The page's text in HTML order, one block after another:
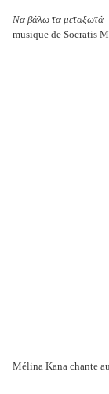
Να βάλω τα μεταξωτά
musique de Socratis
Mélina Kana chante